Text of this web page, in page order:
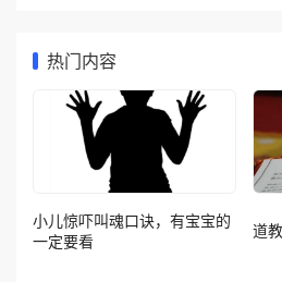
热门内容
小儿惊吓叫魂口诀，有宝宝的
一定要看
道